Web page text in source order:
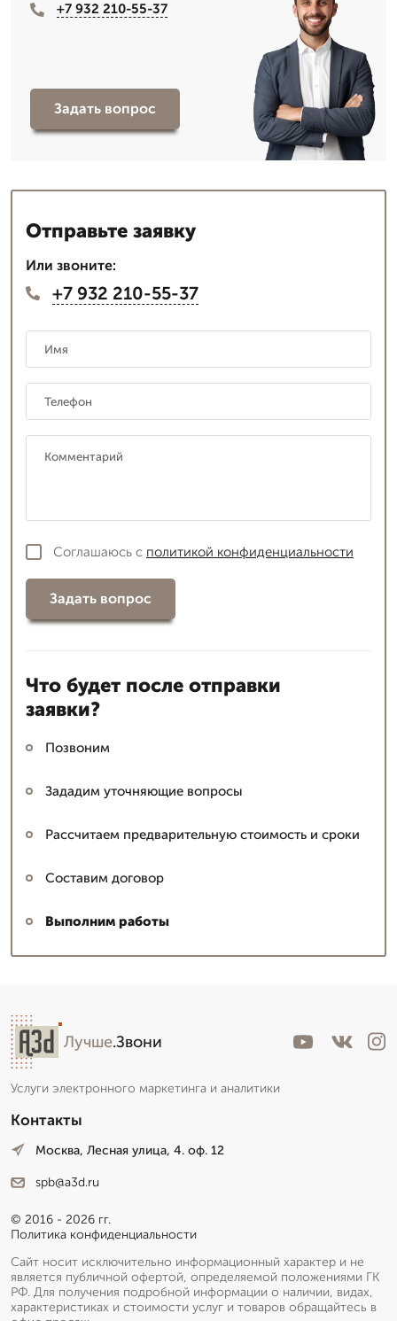
+7 932 210-55-37
Задать вопрос
Отправьте заявку
Или звоните:
+7 932 210-55-37
Соглашаюсь с политикой конфиденциальности
Задать вопрос
Что будет после отправки
заявки?
Позвоним
Зададим уточняющие вопросы
Рассчитаем предварительную стоимость и сроки
Составим договор
Выполним работы
Лучше.Звони
Услуги электронного маркетинга и аналитики
Контакты
Москва, Лесная улица, 4. оф. 12
spb@a3d.ru
© 2016 - 2026 гг.
Политика конфиденциальности
Сайт носит исключительно информационный характер и не
является публичной офертой, определяемой положениями ГК
РФ. Для получения подробной информации о наличии, видах,
характеристиках и стоимости услуг и товаров обращайтесь в